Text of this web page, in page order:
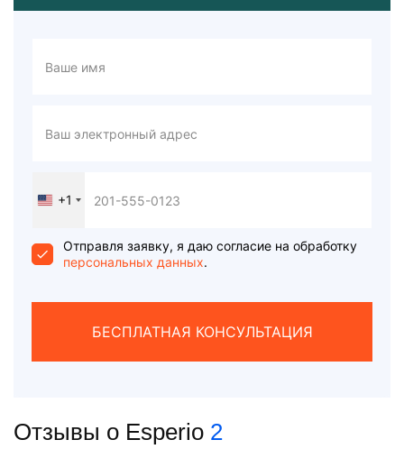
United
+1
+1
Отправля заявку, я даю согласие на обработку
персональных данных.
БЕСПЛАТНАЯ КОНСУЛЬТАЦИЯ
Отзывы о Esperio 2